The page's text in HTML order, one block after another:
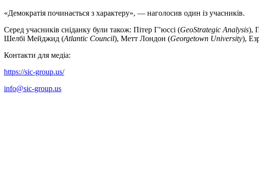
«Демократія починається з характеру», — наголосив один із учасників.
Серед учасників сніданку були також: Пітер Г’юссі (GeoStrategic Analysis),
Шелбі Мейджид (Atlantic Council), Метт Лондон (Georgetown University),
Контакти для медіа:
https://sic-group.us/
info@sic-group.us